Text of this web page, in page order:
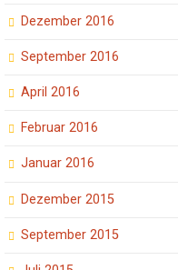
Dezember 2016
September 2016
April 2016
Februar 2016
Januar 2016
Dezember 2015
September 2015